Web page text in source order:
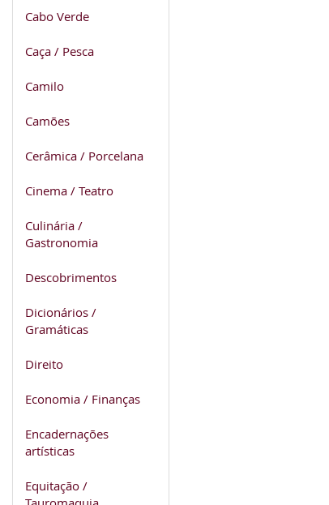
Cabo Verde
Caça / Pesca
Camilo
Camões
Cerâmica / Porcelana
Cinema / Teatro
Culinária /
Gastronomia
Descobrimentos
Dicionários /
Gramáticas
Direito
Economia / Finanças
Encadernações
artísticas
Equitação /